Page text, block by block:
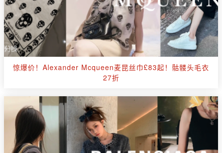
惊爆价！Alexander Mcqueen麦昆丝巾£83起！骷髅头毛衣
27折